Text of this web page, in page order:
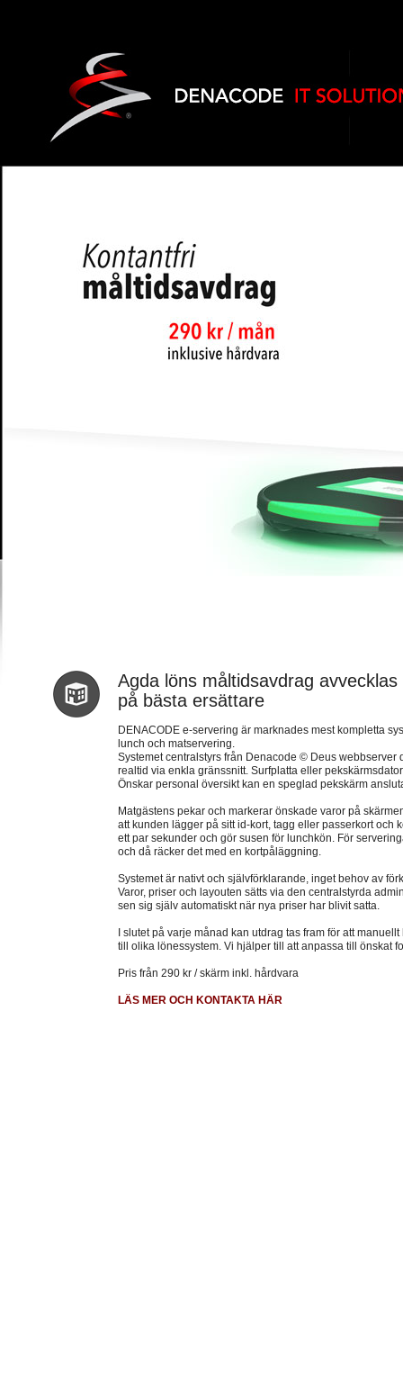
Agda löns måltidsavdrag
på bästa ersättare
DENACODE e-servering är marknades mest kompletta
lunch och matservering.
Systemet centralstyrs från Denacode © Deus webbserver
realtid via enkla gränssnitt. Surfplatta eller
Önskar personal översikt kan en speglad pekskärm
Matgästens pekar och markerar önskade varor på
att kunden lägger på sitt id-kort, tagg eller passerkort och
ett par sekunder och gör susen för lunchkön. För
och då räcker det med en kortpåläggning.
Systemet är nativt och självförklarande, inget behov av
Varor, priser och layouten sätts via den centralstyrda
sen sig själv automatiskt när nya priser har blivit satta.
I slutet på varje månad kan utdrag tas fram för att
till olika lönessystem. Vi hjälper till att anpassa till önskat
Pris från 290 kr / skärm inkl. hårdvara
LÄS MER OCH KONTAKTA HÄR